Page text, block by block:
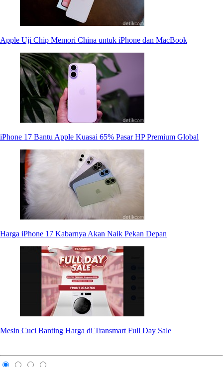
Apple Uji Chip Memori China untuk iPhone dan MacBook
iPhone 17 Bantu Apple Kuasai 65% Pasar HP Premium Global
Harga iPhone 17 Kabarnya Akan Naik Pekan Depan
Mesin Cuci Banting Harga di Transmart Full Day Sale